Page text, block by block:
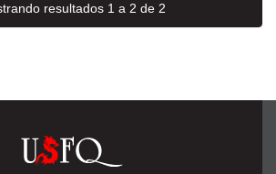
resultados 1 a 2 de 2